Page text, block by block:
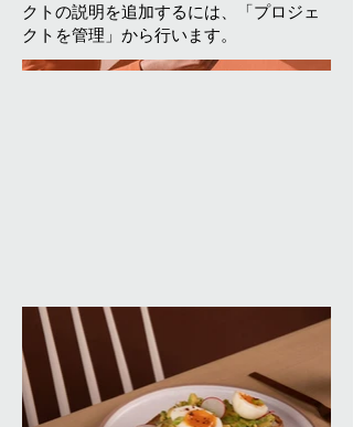
クトの説明を追加するには、「プロジェ
クトを管理」から行います。